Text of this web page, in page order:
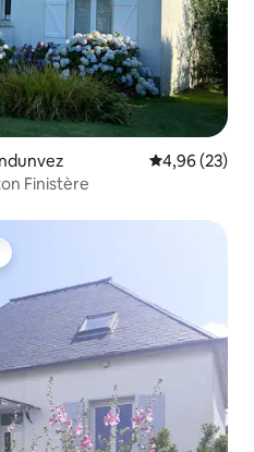
Évaluation
4,96 (23)
Finistère
plus appréciés